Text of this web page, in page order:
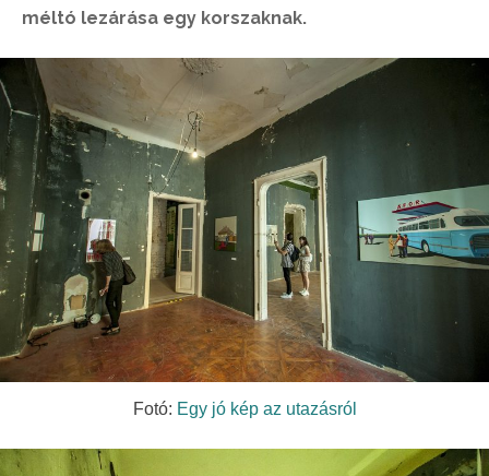
méltó lezárása egy korszaknak.
Fotó: Egy jó kép az utazásról